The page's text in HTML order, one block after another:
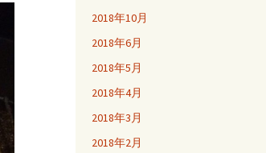
2018年10月
2018年6月
2018年5月
2018年4月
2018年3月
2018年2月